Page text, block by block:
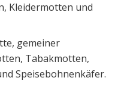
Kleidermotten und
gemeiner
Tabakmotten,
Speisebohnenkäfer.